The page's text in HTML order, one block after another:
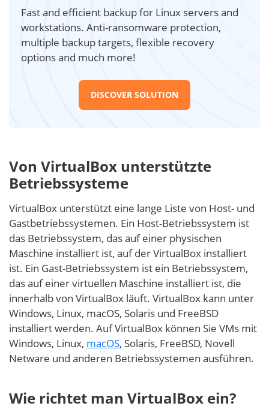
Fast and efficient backup for Linux servers and
workstations. Anti-ransomware protection,
multiple backup targets, flexible recovery
options and much more!
DISCOVER SOLUTION
Von VirtualBox unterstützte
Betriebssysteme
VirtualBox unterstützt eine lange Liste von Host- und
Gastbetriebssystemen. Ein Host-Betriebssystem ist
das Betriebssystem, das auf einer physischen
Maschine installiert ist, auf der VirtualBox installiert
ist. Ein Gast-Betriebssystem ist ein Betriebssystem,
das auf einer virtuellen Maschine installiert ist, die
innerhalb von VirtualBox läuft. VirtualBox kann unter
Windows, Linux, macOS, Solaris und FreeBSD
installiert werden. Auf VirtualBox können Sie VMs mit
Windows, Linux, macOS, Solaris, FreeBSD, Novell
Netware und anderen Betriebssystemen ausführen.
Wie richtet man VirtualBox ein?